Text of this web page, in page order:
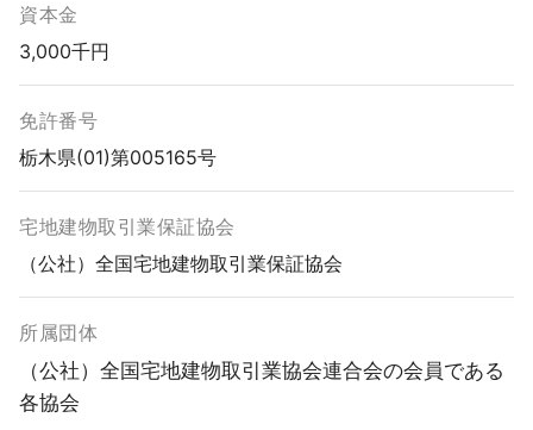
資本金
3,000千円
免許番号
栃木県(01)第005165号
宅地建物取引業保証協会
（公社）全国宅地建物取引業保証協会
所属団体
（公社）全国宅地建物取引業協会連合会の会員である
各協会